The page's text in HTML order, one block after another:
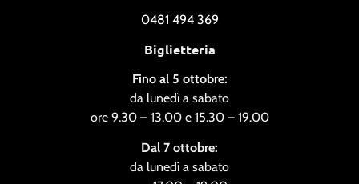
0481 494 369
Biglietteria
Fino al 5 ottobre:
da lunedì a sabato
ore 9.30 – 13.00 e 15.30 – 19.00
Dal 7 ottobre:
da lunedì a sabato